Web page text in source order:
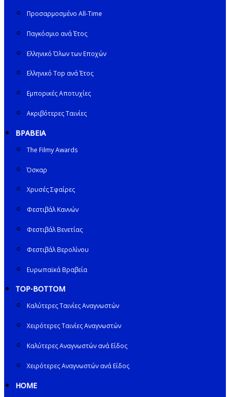
Προσαρμοσμένο All-Time
Παγκόσμιο ανά Έτος
Ελληνικό Όλων των Εποχών
Ελληνικό Top ανά Έτος
Εμπορικές Αποτυχίες
Ακριβότερες Ταινίες
ΒΡΑΒΕΙΑ
The Filmy Awards
Όσκαρ
Χρυσές Σφαίρες
Φεστιβάλ Καννών
Φεστιβάλ Βενετίας
Φεστιβάλ Βερολίνου
Ευρωπαϊκά Βραβεία
TOP-BOTTOM
Καλύτερες Ταινίες Αναγνωστών
Χειρότερες Ταινίες Αναγνωστών
Καλύτερες Αναγνωστών ανά Είδος
Χειρότερες Αναγνωστών ανά Είδος
HOME